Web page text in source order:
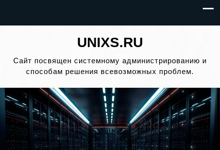
UNIXS.RU
Сайт посвящен системному администрированию и
способам решения всевозможных проблем.